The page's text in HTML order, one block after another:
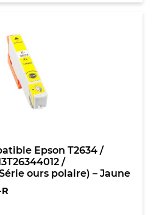
Epson T2634 /
/
ours polaire) – Jaune